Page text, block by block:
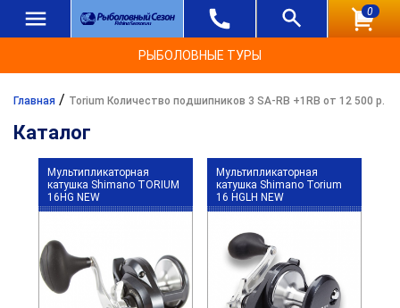
0
РЫБОЛОВНЫЕ ТУРЫ
Главная / Torium Количество подшипников 3 SA-RB +1RB от 12 500 р.
Каталог
Мультипликаторная
катушка Shimano TORIUM
16HG NEW
Мультипликаторная
катушка Shimano Torium
16 HGLH NEW